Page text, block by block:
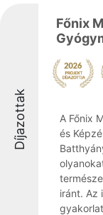
Díjazottak
Főnix
A Főnix
és
iránt. Az